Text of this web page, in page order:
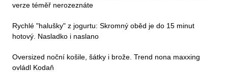
verze téměř nerozeznáte
Rychlé "halušky" z jogurtu: Skromný oběd je do 15 minut
hotový. Nasladko i naslano
Oversized noční košile, šátky i brože. Trend nona maxxing
ovládl Kodaň